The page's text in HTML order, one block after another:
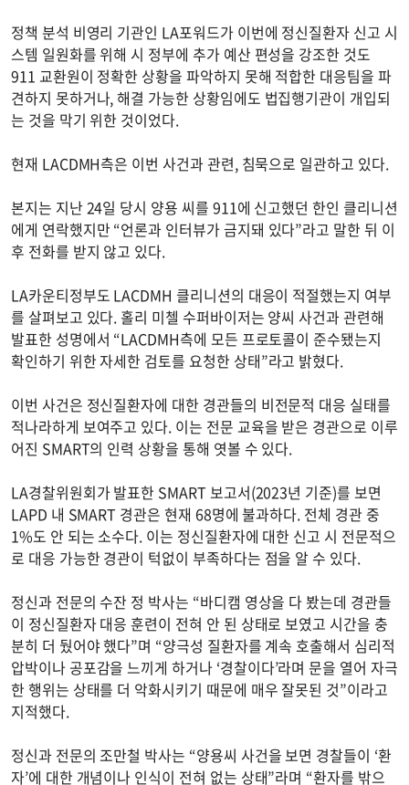
정책 분석 비영리 기관인 LA포워드가 이번에 정신질환자 신고 시
스템 일원화를 위해 시 정부에 추가 예산 편성을 강조한 것도
911 교환원이 정확한 상황을 파악하지 못해 적합한 대응팀을 파
견하지 못하거나, 해결 가능한 상황임에도 법집행기관이 개입되
는 것을 막기 위한 것이었다.
현재 LACDMH측은 이번 사건과 관련, 침묵으로 일관하고 있다.
본지는 지난 24일 당시 양용 씨를 911에 신고했던 한인 클리니션
에게 연락했지만 “언론과 인터뷰가 금지돼 있다”라고 말한 뒤 이
후 전화를 받지 않고 있다.
LA카운티정부도 LACDMH 클리니션의 대응이 적절했는지 여부
를 살펴보고 있다. 홀리 미첼 수퍼바이저는 양씨 사건과 관련해
발표한 성명에서 “LACDMH측에 모든 프로토콜이 준수됐는지
확인하기 위한 자세한 검토를 요청한 상태”라고 밝혔다.
이번 사건은 정신질환자에 대한 경관들의 비전문적 대응 실태를
적나라하게 보여주고 있다. 이는 전문 교육을 받은 경관으로 이루
어진 SMART의 인력 상황을 통해 엿볼 수 있다.
LA경찰위원회가 발표한 SMART 보고서(2023년 기준)를 보면
LAPD 내 SMART 경관은 현재 68명에 불과하다. 전체 경관 중
1%도 안 되는 소수다. 이는 정신질환자에 대한 신고 시 전문적으
로 대응 가능한 경관이 턱없이 부족하다는 점을 알 수 있다.
정신과 전문의 수잔 정 박사는 “바디캠 영상을 다 봤는데 경관들
이 정신질환자 대응 훈련이 전혀 안 된 상태로 보였고 시간을 충
분히 더 뒀어야 했다”며 “양극성 질환자를 계속 호출해서 심리적
압박이나 공포감을 느끼게 하거나 ‘경찰이다’라며 문을 열어 자극
한 행위는 상태를 더 악화시키기 때문에 매우 잘못된 것”이라고
지적했다.
정신과 전문의 조만철 박사는 “양용씨 사건을 보면 경찰들이 ‘환
자’에 대한 개념이나 인식이 전혀 없는 상태”라며 “환자를 밖으